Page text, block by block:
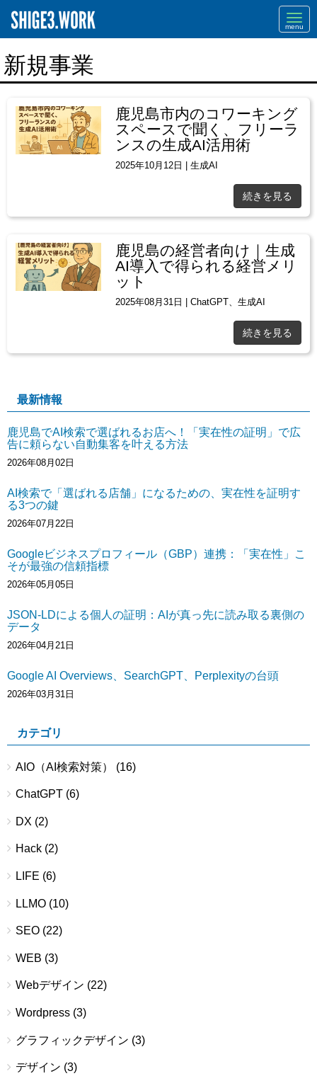
新規事業
鹿児島市内のコワーキング
スペースで聞く、フリーラ
ンスの生成AI活用術
2025年10月12日 |生成AI
続きを見る
鹿児島の経営者向け｜生成
AI導入で得られる経営メリ
ット
2025年08月31日 |ChatGPT 、生成AI
続きを見る
最新情報
鹿児島でAI検索で選ばれるお店へ！「実在性の証明」で広
告に頼らない自動集客を叶える方法
2026年08月02日
AI検索で「選ばれる店舗」になるための、実在性を証明す
る3つの鍵
2026年07月22日
Googleビジネスプロフィール（GBP）連携：「実在性」こ
そが最強の信頼指標
2026年05月05日
JSON-LDによる個人の証明：AIが真っ先に読み取る裏側の
データ
2026年04月21日
Google AI Overviews、SearchGPT、Perplexityの台頭
2026年03月31日
カテゴリ
AIO（AI検索対策） (16)
ChatGPT (6)
DX (2)
Hack (2)
LIFE (6)
LLMO (10)
SEO (22)
WEB (3)
Webデザイン (22)
Wordpress (3)
グラフィックデザイン (3)
デザイン (3)